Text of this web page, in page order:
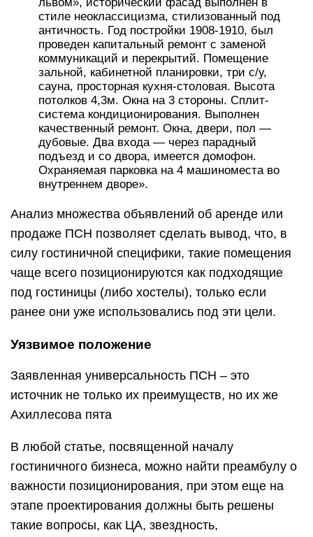
стиле неоклассицизма, стилизованный под
античность. Год постройки 1908-1910, был
проведен капитальный ремонт с заменой
коммуникаций и перекрытий. Помещение
зальной, кабинетной планировки, три с/у,
сауна, просторная кухня-столовая. Высота
потолков 4,3м. Окна на 3 стороны. Сплит-
система кондиционирования. Выполнен
качественный ремонт. Окна, двери, пол —
дубовые. Два входа — через парадный
подъезд и со двора, имеется домофон.
Охраняемая парковка на 4 машиноместа во
внутреннем дворе».
Анализ множества объявлений об аренде или
продаже ПСН позволяет сделать вывод, что, в
силу гостиничной специфики, такие помещения
чаще всего позиционируются как подходящие
под гостиницы (либо хостелы), только если
ранее они уже использовались под эти цели.
Уязвимое положение
Заявленная универсальность ПСН – это
источник не только их преимуществ, но их же
Ахиллесова пята
В любой статье, посвященной началу
гостиничного бизнеса, можно найти преамбулу о
важности позиционирования, при этом еще на
этапе проектирования должны быть решены
такие вопросы, как ЦА, звездность,